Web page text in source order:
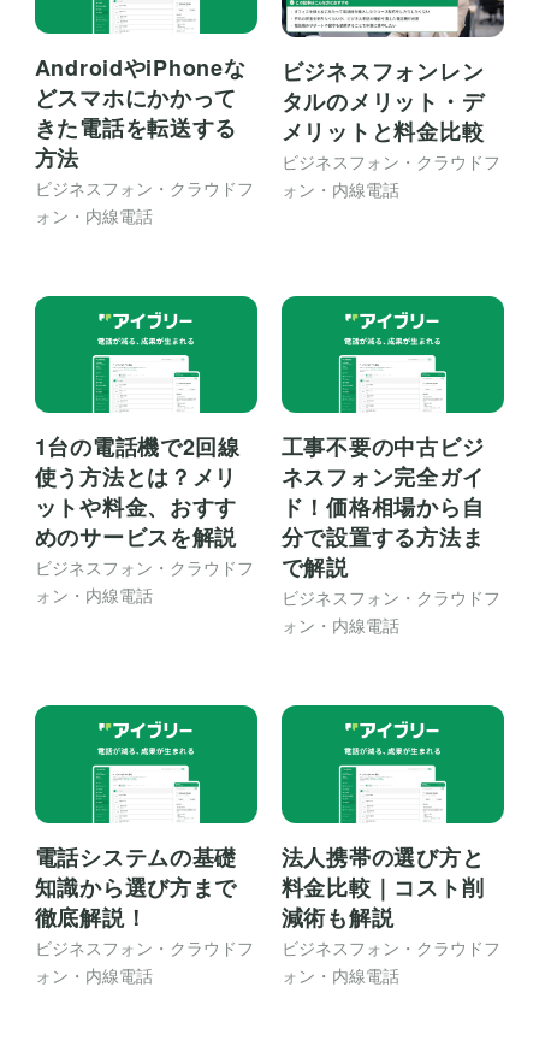
AndroidやiPhoneな
どスマホにかかって
きた電話を転送する
方法
ビジネスフォン・クラウドフ
ォン・内線電話
ビジネスフォンレン
タルのメリット・デ
メリットと料金比較
ビジネスフォン・クラウドフ
ォン・内線電話
1台の電話機で2回線
使う方法とは？メリ
ットや料金、おすす
めのサービスを解説
ビジネスフォン・クラウドフ
ォン・内線電話
工事不要の中古ビジ
ネスフォン完全ガイ
ド！価格相場から自
分で設置する方法ま
で解説
ビジネスフォン・クラウドフ
ォン・内線電話
電話システムの基礎
知識から選び方まで
徹底解説！
ビジネスフォン・クラウドフ
ォン・内線電話
法人携帯の選び方と
料金比較｜コスト削
減術も解説
ビジネスフォン・クラウドフ
ォン・内線電話